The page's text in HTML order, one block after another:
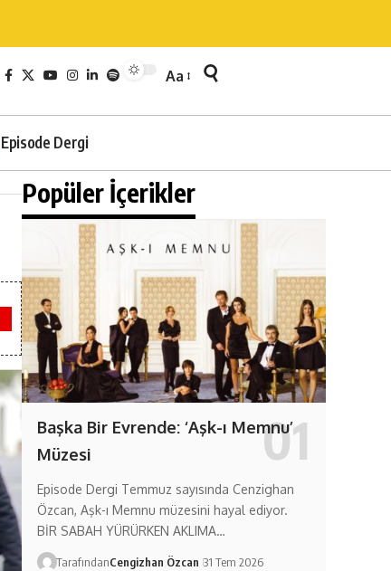
Aa
Episode Dergi
Popüler İçerikler
Başka Bir Evrende: ‘Aşk-ı Memnu’
Müzesi
Episode Dergi Temmuz sayısında Cenzighan
Özcan, Aşk-ı Memnu müzesini hayal ediyor.
BİR SABAH YÜRÜRKEN AKLIMA…
TarafındanCengizhan Özcan 31 Tem 2026